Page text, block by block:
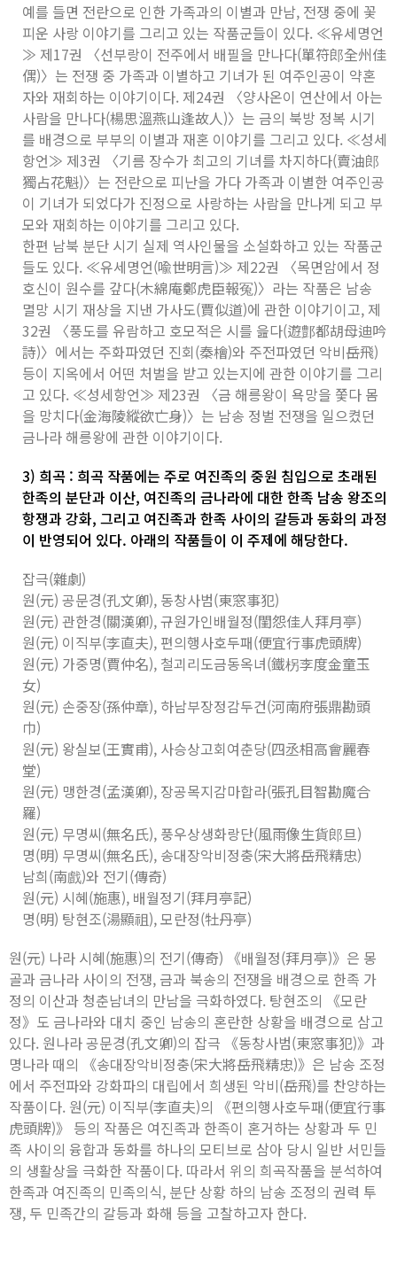
예를 들면 전란으로 인한 가족과의 이별과 만남, 전쟁 중에 꽃
피운 사랑 이야기를 그리고 있는 작품군들이 있다. ≪유세명언
≫ 제17권 〈선부랑이 전주에서 배필을 만나다(單符郎全州佳
偶)〉는 전쟁 중 가족과 이별하고 기녀가 된 여주인공이 약혼
자와 재회하는 이야기이다. 제24권 〈양사온이 연산에서 아는
사람을 만나다(楊思溫燕山逢故人)〉는 금의 북방 정복 시기
를 배경으로 부부의 이별과 재혼 이야기를 그리고 있다. ≪성세
항언≫ 제3권 〈기름 장수가 최고의 기녀를 차지하다(賣油郎
獨占花魁)〉는 전란으로 피난을 가다 가족과 이별한 여주인공
이 기녀가 되었다가 진정으로 사랑하는 사람을 만나게 되고 부
모와 재회하는 이야기를 그리고 있다.
한편 남북 분단 시기 실제 역사인물을 소설화하고 있는 작품군
들도 있다. ≪유세명언(喩世明言)≫ 제22권 〈목면암에서 정
호신이 원수를 갚다(木綿庵鄭虎臣報冤)〉라는 작품은 남송
멸망 시기 재상을 지낸 가사도(賈似道)에 관한 이야기이고, 제
32권 〈풍도를 유람하고 호모적은 시를 읊다(遊鄷都胡母迪吟
詩)〉에서는 주화파였던 진회(秦檜)와 주전파였던 악비岳飛)
등이 지옥에서 어떤 처벌을 받고 있는지에 관한 이야기를 그리
고 있다. ≪성세항언≫ 제23권 〈금 해릉왕이 욕망을 쫓다 몸
을 망치다(金海陵縱欲亡身)〉는 남송 정벌 전쟁을 일으켰던
금나라 해릉왕에 관한 이야기이다.
3) 희곡 : 희곡 작품에는 주로 여진족의 중원 침입으로 초래된
한족의 분단과 이산, 여진족의 금나라에 대한 한족 남송 왕조의
항쟁과 강화, 그리고 여진족과 한족 사이의 갈등과 동화의 과정
이 반영되어 있다. 아래의 작품들이 이 주제에 해당한다.
잡극(雜劇)
원(元) 공문경(孔文卿), 동창사범(東窓事犯)
원(元) 관한경(關漢卿), 규원가인배월정(閨怨佳人拜月亭)
원(元) 이직부(李直夫), 편의행사호두패(便宜行事虎頭牌)
원(元) 가중명(賈仲名), 철괴리도금동옥녀(鐵柺李度金童玉
女)
원(元) 손중장(孫仲章), 하남부장정감두건(河南府張鼎勘頭
巾)
원(元) 왕실보(王實甫), 사승상고회여춘당(四丞相高會麗春
堂)
원(元) 맹한경(孟漢卿), 장공목지감마합라(張孔目智勘魔合
羅)
원(元) 무명씨(無名氏), 풍우상생화랑단(風雨像生貨郎旦)
명(明) 무명씨(無名氏), 송대장악비정충(宋大將岳飛精忠)
남희(南戲)와 전기(傳奇)
원(元) 시혜(施惠), 배월정기(拜月亭記)
명(明) 탕현조(湯顯祖), 모란정(牡丹亭)
원(元) 나라 시혜(施惠)의 전기(傳奇) 《배월정(拜月亭)》은 몽
골과 금나라 사이의 전쟁, 금과 북송의 전쟁을 배경으로 한족 가
정의 이산과 청춘남녀의 만남을 극화하였다. 탕현조의 《모란
정》도 금나라와 대치 중인 남송의 혼란한 상황을 배경으로 삼고
있다. 원나라 공문경(孔文卿)의 잡극 《동창사범(東窓事犯)》과
명나라 때의 《송대장악비정충(宋大將岳飛精忠)》은 남송 조정
에서 주전파와 강화파의 대립에서 희생된 악비(岳飛)를 찬양하는
작품이다. 원(元) 이직부(李直夫)의 《편의행사호두패(便宜行事
虎頭牌)》 등의 작품은 여진족과 한족이 혼거하는 상황과 두 민
족 사이의 융합과 동화를 하나의 모티브로 삼아 당시 일반 서민들
의 생활상을 극화한 작품이다. 따라서 위의 희곡작품을 분석하여
한족과 여진족의 민족의식, 분단 상황 하의 남송 조정의 권력 투
쟁, 두 민족간의 갈등과 화해 등을 고찰하고자 한다.